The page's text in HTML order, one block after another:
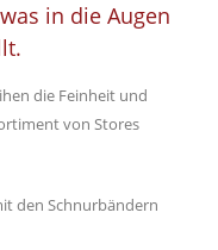
in die Augen
die Feinheit und
von Stores
den Schnurbändern